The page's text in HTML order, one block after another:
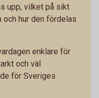
upp, vilket på sikt
och hur den fördelas
enklare för
och väl
för Sveriges